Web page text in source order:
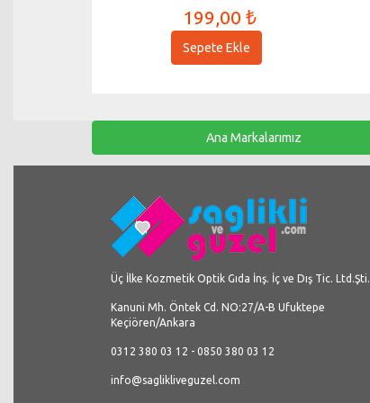
199,00 ₺
Sepete Ekle
Ana Markalarımız
Üç İlke Kozmetik Optik Gıda İnş. İç ve Dış Tic. Ltd.Şti.
Kanuni Mh. Öntek Cd. NO:27/A-B Ufuktepe
Keçiören/Ankara
0312 380 03 12 - 0850 380 03 12
info@saglikliveguzel.com